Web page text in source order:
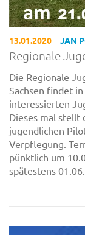
13.01.2020 JAN
Regionale
Die Regionale
Sachsen findet
interessierten
Dieses mal stellt
jugendlichen
Verpflegung.
pünktlich um
spätestens